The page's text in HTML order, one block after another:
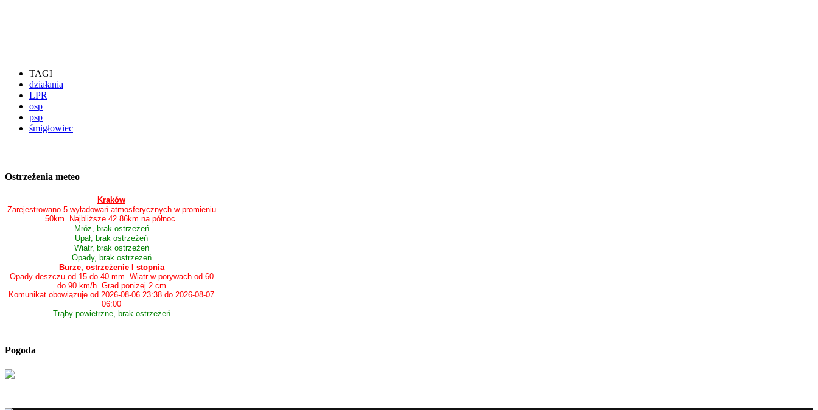
TAGI
działania
LPR
osp
psp
śmigłowiec
Ostrzeżenia meteo
Kraków
Zarejestrowano 5 wyładowań atmosferycznych w promieniu
50km. Najbliższe 42.86km na północ.
Mróz, brak ostrzeżeń
Upał, brak ostrzeżeń
Wiatr, brak ostrzeżeń
Opady, brak ostrzeżeń
Burze, ostrzeżenie I stopnia
Opady deszczu od 15 do 40 mm. Wiatr w porywach od 60
do 90 km/h. Grad poniżej 2 cm
Komunikat obowiązuje od 2026-08-06 23:38 do 2026-08-07
06:00
Trąby powietrzne, brak ostrzeżeń
Pogoda